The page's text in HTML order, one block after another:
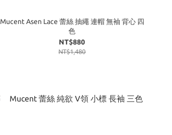
Mucent Asen Lace 蕾絲 抽繩 連帽 無袖 背心 四
色
NT$880
NT$1,480